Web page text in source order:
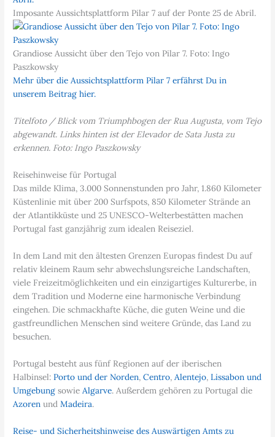
Imposante Aussichtsplattform Pilar 7 auf der Ponte 25 de Abril.
Grandiose Aussicht über den Tejo von Pilar 7. Foto: Ingo
Paszkowsky
Mehr über die Aussichtsplattform Pilar 7 erfährst Du in
unserem Beitrag hier.
Titelfoto / Blick vom Triumphbogen der Rua Augusta, vom Tejo
abgewandt. Links hinten ist der Elevador de Sata Justa zu
erkennen. Foto: Ingo Paszkowsky
Reisehinweise für Portugal
Das milde Klima, 3.000 Sonnenstunden pro Jahr, 1.860 Kilometer
Küstenlinie mit über 200 Surfspots, 850 Kilometer Strände an
der Atlantikküste und 25 UNESCO-Welterbestätten machen
Portugal fast ganzjährig zum idealen Reiseziel.
In dem Land mit den ältesten Grenzen Europas findest Du auf
relativ kleinem Raum sehr abwechslungsreiche Landschaften,
viele Freizeitmöglichkeiten und ein einzigartiges Kulturerbe, in
dem Tradition und Moderne eine harmonische Verbindung
eingehen. Die schmackhafte Küche, die guten Weine und die
gastfreundlichen Menschen sind weitere Gründe, das Land zu
besuchen.
Portugal besteht aus fünf Regionen auf der iberischen
Halbinsel:Porto und der Norden,Centro,Alentejo,Lissabon und
Umgebung sowieAlgarve. Außerdem gehören zu Portugal die
Azoren undMadeira.
Reise- und Sicherheitshinweise des Auswärtigen Amts zu